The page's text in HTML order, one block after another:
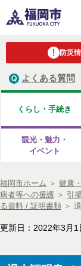
防災
よくある質問
くらし・手続き
観光・魅力・
イベント
福岡市ホーム ＞ 健康
病者等への援護 ＞ 引
る資料 / 証明書類 ＞
更新日：2022年3月1